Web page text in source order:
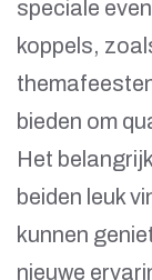
speciale
koppels,
bieden om
Het
beiden leuk
kunnen
nieuwe